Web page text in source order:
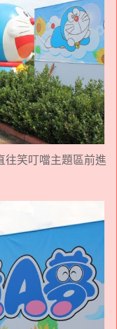
往笑叮噹主題區前進